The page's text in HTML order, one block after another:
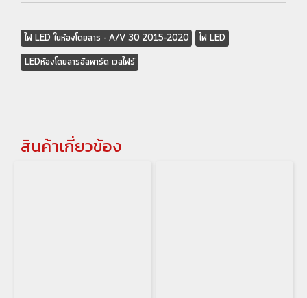
ไฟ LED ในห้องโดยสาร - A/V 30 2015-2020
ไฟ LED
LEDห้องโดยสารอัลพาร์ด เวลไฟร์
สินค้าเกี่ยวข้อง